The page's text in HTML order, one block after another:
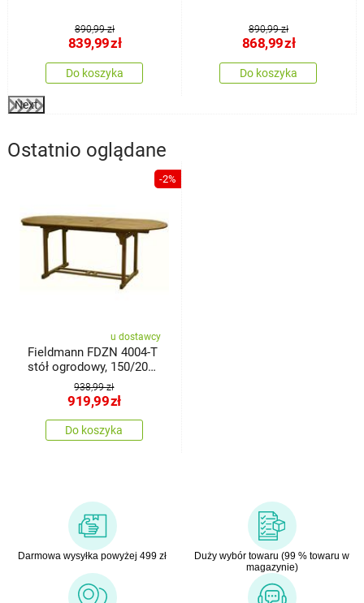
890,99 zł
839,99zł
Do koszyka
890,99 zł
868,99zł
Do koszyka
Next
Ostatnio oglądane
-2%
u dostawcy
Fieldmann FDZN 4004-T
stół ogrodowy, 150/200
938,99 zł
919,99zł
Do koszyka
Darmowa wysyłka powyżej 499 zł
Duży wybór towaru (99 % towaru w
magazynie)